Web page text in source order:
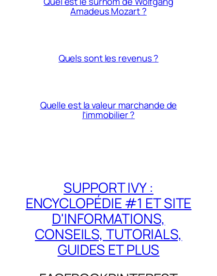
Amadeus Mozart ?
Quels sont les revenus ?
Quelle est la valeur marchande de
l’immobilier ?
SUPPORT IVY :
ENCYCLOPÉDIE #1 ET SITE
D'INFORMATIONS,
CONSEILS, TUTORIALS,
GUIDES ET PLUS